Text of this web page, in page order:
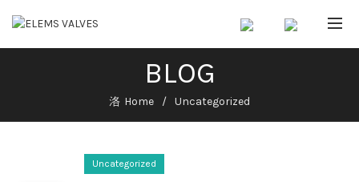
BLOG
Home Uncategorized
Uncategorized